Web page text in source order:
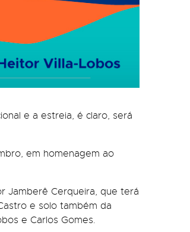
e a estreia, é claro, será
em homenagem ao
Jamberê Cerqueira, que terá
e solo também da
e Carlos Gomes.